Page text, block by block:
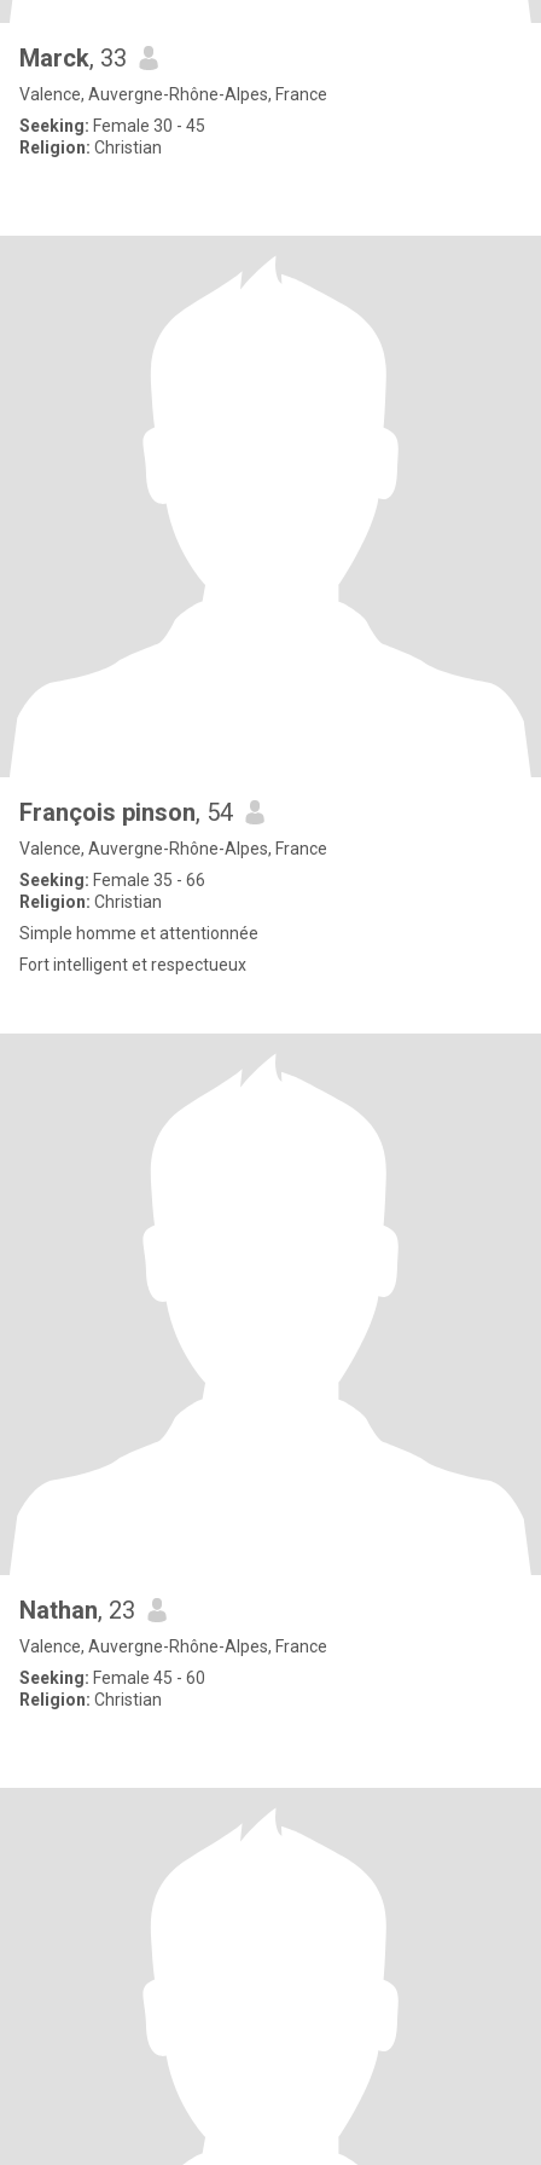
Marck, 33
Valence, Auvergne-Rhône-Alpes, France
Seeking: Female 30 - 45
Religion: Christian
François pinson, 54
Valence, Auvergne-Rhône-Alpes, France
Seeking: Female 35 - 66
Religion: Christian
Simple homme et attentionnée
Fort intelligent et respectueux
Nathan, 23
Valence, Auvergne-Rhône-Alpes, France
Seeking: Female 45 - 60
Religion: Christian